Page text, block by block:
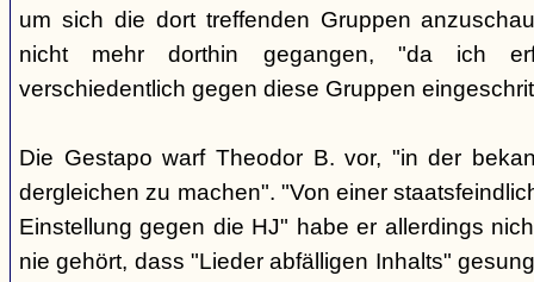
um sich die dort treffenden Gruppen
nicht mehr dorthin gegangen, "da ich
verschiedentlich gegen diese Gruppen
Die Gestapo warf Theodor B. vor, "in der
dergleichen zu machen". "Von einer
Einstellung gegen die HJ" habe er allerdings
nie gehört, dass "Lieder abfälligen Inhalts"